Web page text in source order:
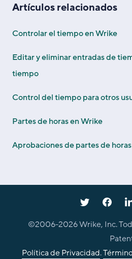
Artículos relacionados
Controlar el tiempo en Wrike
Editar y eliminar entradas de
tiempo
Control del tiempo para otros
Partes de horas en Wrike
Aprobaciones de partes de horas
©2006-2026Wrike, Inc.
Política de Privacidad.